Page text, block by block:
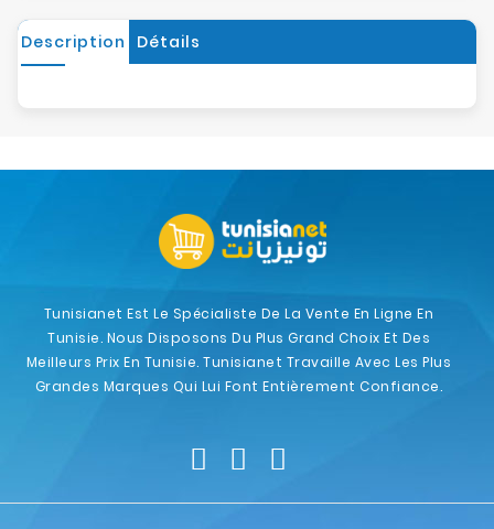
Description Détails
Tunisianet Est Le Spécialiste De La Vente En Ligne En
Tunisie. Nous Disposons Du Plus Grand Choix Et Des
Meilleurs Prix En Tunisie. Tunisianet Travaille Avec Les Plus
Grandes Marques Qui Lui Font Entièrement Confiance.